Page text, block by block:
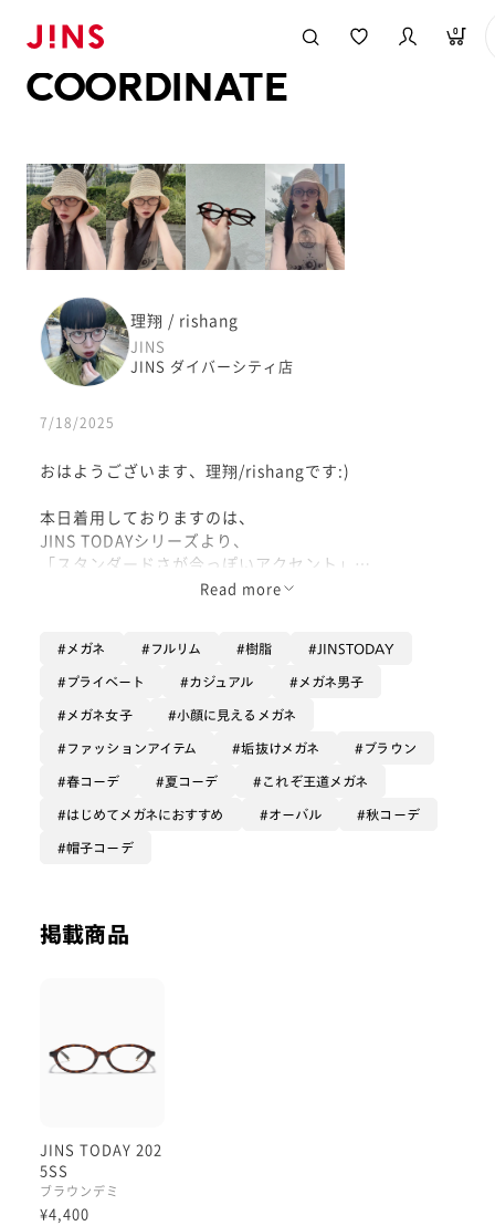
0
COORDINATE
理翔 / rishang
JINS
JINS ダイバーシティ店
7/18/2025
おはようございます、理翔/rishangです:)
本日着用しておりますのは、
JINS TODAYシリーズより、
「スタンダードさが今っぽいアクセント」
ちょっと複雑な
今のファッショントレンドに
合わさることが綺麗
とする考え方があります😌
言ってしまえばここでは
好まれる傾向があるみたいですね。
あえて小難しくコーディネートを
使いやすい👀
どんなファッションアイテム、
コーディネートにも順応して
くれそうです。
Read more
メガネ フルリム 樹脂 JINSTODAY
プライベート カジュアル メガネ男子
メガネ女子 小顔に見えるメガネ
ファッションアイテム 垢抜けメガネ ブラウン
春コーデ 夏コーデ これぞ王道メガネ
はじめてメガネにおすすめ オーバル 秋コーデ
帽子コーデ
掲載商品
JINS TODAY 202
5SS
ブラウンデミ
¥4,400